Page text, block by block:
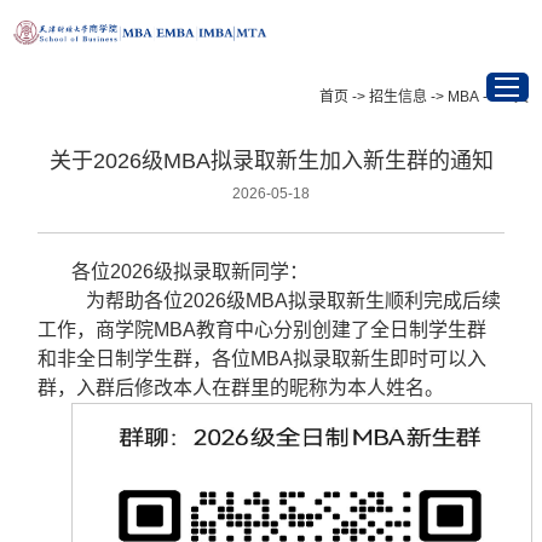
首页
项目介绍
最新资讯
招生信息
学在天财
校友与职业发展
首页 -> 招生信息 -> MBA -> 正文
关于2026级MBA拟录取新生加入新生群的通知
2026-05-18
各位2026级拟录取新同学：
为帮助各位2026级MBA拟录取新生顺利完成后续
工作，商学院MBA教育中心分别创建了全日制学生群
和非全日制学生群，各位MBA拟录取新生即时可以入
群，入群后修改本人在群里的昵称为本人姓名。